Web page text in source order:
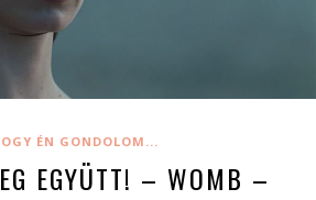
ÉN GONDOLOM...
EGYÜTT! – WOMB –